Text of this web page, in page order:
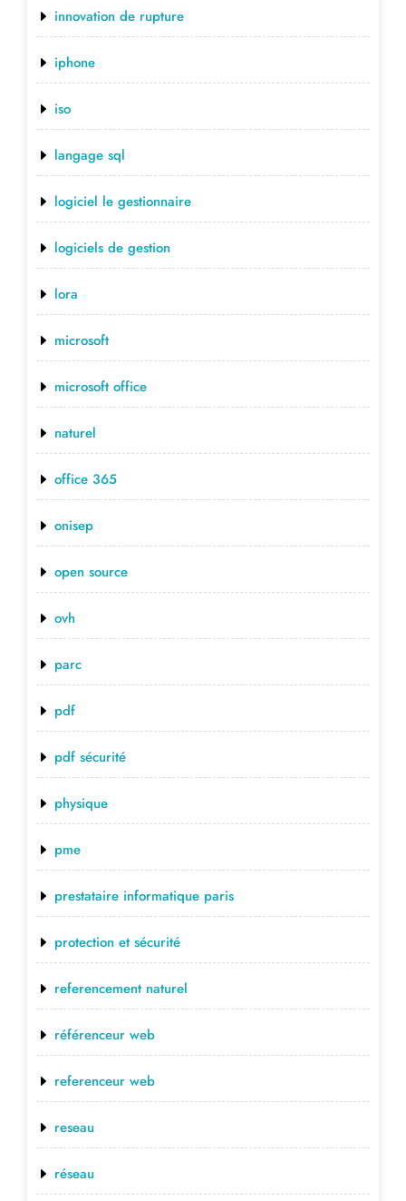
innovation de rupture
iphone
iso
langage sql
logiciel le gestionnaire
logiciels de gestion
lora
microsoft
microsoft office
naturel
office 365
onisep
open source
ovh
parc
pdf
pdf sécurité
physique
pme
prestataire informatique paris
protection et sécurité
referencement naturel
référenceur web
referenceur web
reseau
réseau